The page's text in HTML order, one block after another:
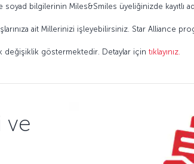
bilgilerinin Miles&Smiles üyeliğinizde kayıtlı
ait Millerinizi işleyebilirsiniz. Star Alliance
değişiklik göstermektedir. Detaylar için tıklayınız.
ve